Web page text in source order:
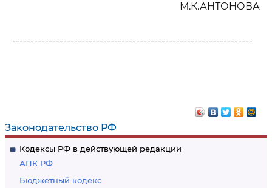
Законодательство РФ
Кодексы РФ в действующей редакции
АПК РФ
Бюджетный кодекс
М.К.АНТОНОВА
------------------------------------------------------------------